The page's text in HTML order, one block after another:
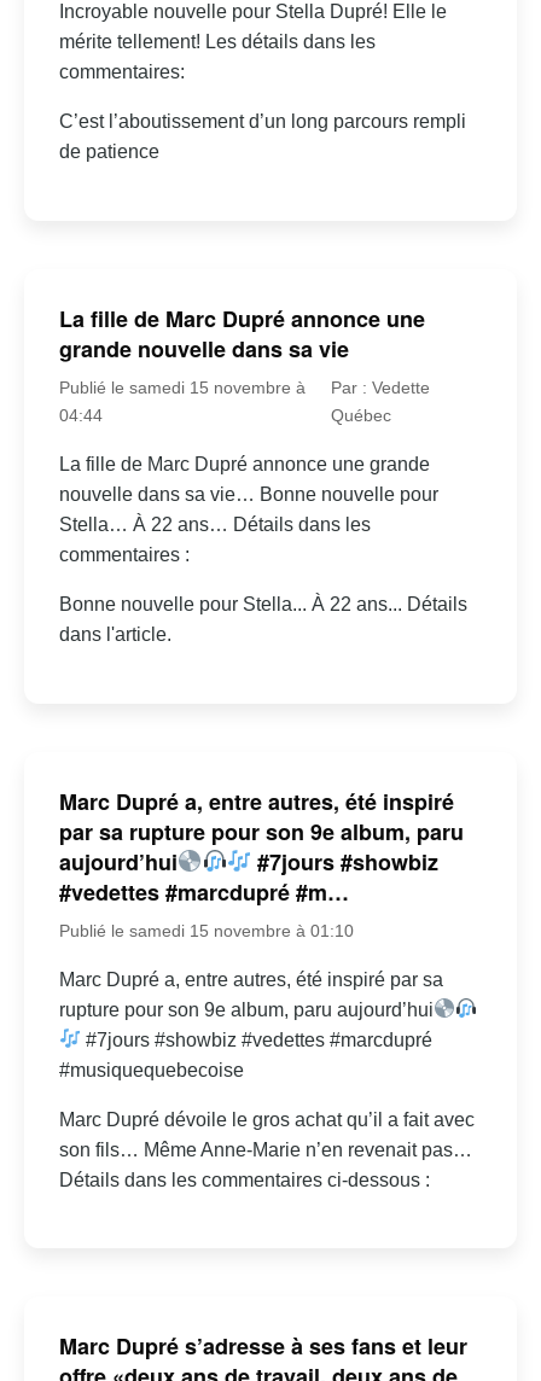
Incroyable nouvelle pour Stella Dupré! Elle le
mérite tellement! Les détails dans les
commentaires:
C’est l’aboutissement d’un long parcours rempli
de patience
La fille de Marc Dupré annonce une
grande nouvelle dans sa vie
Publié le samedi 15 novembre à
04:44
Par : Vedette
Québec
La fille de Marc Dupré annonce une grande
nouvelle dans sa vie… Bonne nouvelle pour
Stella… À 22 ans… Détails dans les
commentaires :
Bonne nouvelle pour Stella... À 22 ans... Détails
dans l'article.
Marc Dupré a, entre autres, été inspiré
par sa rupture pour son 9e album, paru
aujourd’hui
#7jours #showbiz
#vedettes #marcdupré #m…
Publié le samedi 15 novembre à 01:10
Marc Dupré a, entre autres, été inspiré par sa
rupture pour son 9e album, paru aujourd’hui
#7jours #showbiz #vedettes #marcdupré
#musiquequebecoise
Marc Dupré dévoile le gros achat qu’il a fait avec
son fils… Même Anne-Marie n’en revenait pas…
Détails dans les commentaires ci-dessous :
Marc Dupré s’adresse à ses fans et leur